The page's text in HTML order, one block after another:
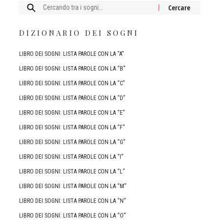
Cercare:
DIZIONARIO DEI SOGNI
LIBRO DEI SOGNI: LISTA PAROLE CON LA “A”
LIBRO DEI SOGNI: LISTA PAROLE CON LA “B”
LIBRO DEI SOGNI: LISTA PAROLE CON LA “C”
LIBRO DEI SOGNI: LISTA PAROLE CON LA “D”
LIBRO DEI SOGNI: LISTA PAROLE CON LA “E”
LIBRO DEI SOGNI: LISTA PAROLE CON LA “F”
LIBRO DEI SOGNI: LISTA PAROLE CON LA “G”
LIBRO DEI SOGNI: LISTA PAROLE CON LA “I”
LIBRO DEI SOGNI: LISTA PAROLE CON LA “L”
LIBRO DEI SOGNI: LISTA PAROLE CON LA “M”
LIBRO DEI SOGNI: LISTA PAROLE CON LA “N”
LIBRO DEI SOGNI: LISTA PAROLE CON LA “O”